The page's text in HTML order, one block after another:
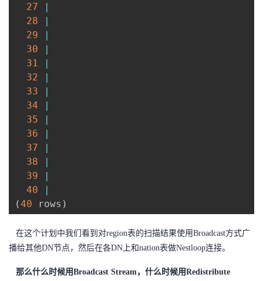
27
|
28
|
29
|
30
|
31
|
32
|
33
|
34
|
35
|
36
|
37
|
38
|
39
|
40
|
(40 rows )
在这个计划中我们看到对region表的扫描结果使用Broadcast方式广
播给其他DN节点，然后在各DN上和nation表做Nestloop连接。
那么什么时候用Broadcast Stream，什么时候用Redistribute